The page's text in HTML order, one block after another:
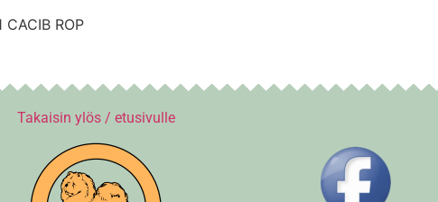
ROP
Takaisin ylös / etusivulle